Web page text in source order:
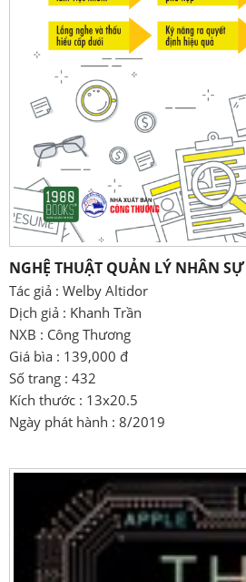
NGHỆ THUẬT QUẢN LÝ NHÂN SỰ
Tác giả : Welby Altidor
Dịch giả : Khanh Trần
NXB : Công Thương
Giá bìa : 139,000 đ
Số trang : 432
Kích thước : 13x20.5
Ngày phát hành : 8/2019